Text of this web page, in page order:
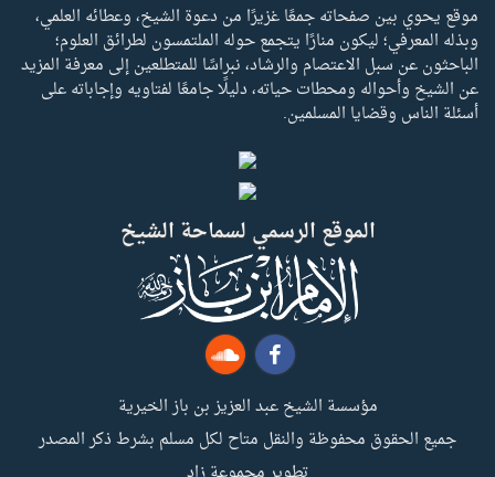
موقع يحوي بين صفحاته جمعًا غزيرًا من دعوة الشيخ، وعطائه العلمي،
وبذله المعرفي؛ ليكون منارًا يتجمع حوله الملتمسون لطرائق العلوم؛
الباحثون عن سبل الاعتصام والرشاد، نبراسًا للمتطلعين إلى معرفة المزيد
عن الشيخ وأحواله ومحطات حياته، دليلًا جامعًا لفتاويه وإجاباته على
أسئلة الناس وقضايا المسلمين.
الموقع الرسمي لسماحة الشيخ
مؤسسة الشيخ عبد العزيز بن باز الخيرية
جميع الحقوق محفوظة والنقل متاح لكل مسلم بشرط ذكر المصدر